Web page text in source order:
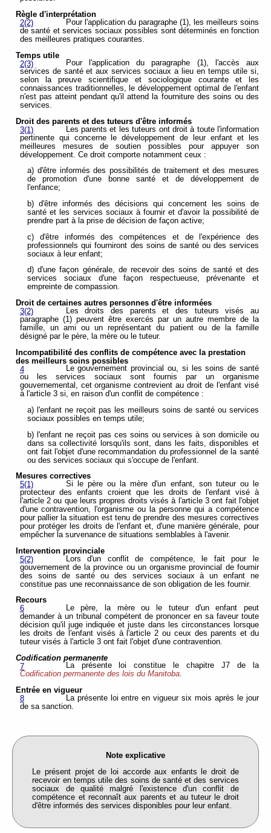
Règle d'interprétation
2(2)
Pour l'application du paragraphe (1), les meilleurs soins
de santé et services sociaux possibles sont déterminés en fonction
des meilleures pratiques courantes.
Temps utile
2(3)
Pour l'application du paragraphe (1), l'accès aux
services de santé et aux services sociaux a lieu en temps utile si,
selon la preuve scientifique et sociologique courante et les
connaissances traditionnelles, le développement optimal de l'enfant
n'est pas atteint pendant qu'il attend la fourniture des soins ou des
services.
Droit des parents et des tuteurs d'être informés
3(1)
Les parents et les tuteurs ont droit à toute l'information
pertinente qui concerne le développement de leur enfant et les
meilleures mesures de soutien possibles pour appuyer son
développement. Ce droit comporte notamment ceux :
a) d'être informés des possibilités de traitement et des mesures
de promotion d'une bonne santé et de développement de
l'enfance;
b) d'être informés des décisions qui concernent les soins de
santé et les services sociaux à fournir et d'avoir la possibilité de
prendre part à la prise de décision de façon active;
c) d'être informés des compétences et de l'expérience des
professionnels qui fourniront des soins de santé ou des services
sociaux à leur enfant;
d) d'une façon générale, de recevoir des soins de santé et des
services sociaux d'une façon respectueuse, prévenante et
empreinte de compassion.
Droit de certaines autres personnes d'être informées
3(2)
Les droits des parents et des tuteurs visés au
paragraphe (1) peuvent être exercés par un autre membre de la
famille, un ami ou un représentant du patient ou de la famille
désigné par le père, la mère ou le tuteur.
Incompatibilité des conflits de compétence avec la prestation
des meilleurs soinspossibles
4
Le gouvernement provincial ou, si les soins de santé
ou les services sociaux sont fournis par un organisme
gouvernemental, cet organisme contrevient au droit de l'enfant visé
à l'article 3 si, en raison d'un conflit de compétence :
a) l'enfant ne reçoit pas les meilleurs soins de santé ou services
sociaux possibles en temps utile;
b) l'enfant ne reçoit pas ces soins ou services à son domicile ou
dans sa collectivité lorsqu'ils sont, dans les faits, disponibles et
ont fait l'objet d'une recommandation du professionnel de la santé
ou des services sociaux qui s'occupe de l'enfant.
Mesures correctives
5(1)
Si le père ou la mère d'un enfant, son tuteur ou le
protecteur des enfants croient que les droits de l'enfant visé à
l'article 2 ou que leurs propres droits visés à l'article 3 ont fait l'objet
d'une contravention, l'organisme ou la personne qui a compétence
pour pallier la situation est tenu de prendre des mesures correctives
pour protéger les droits de l'enfant et, d'une manière générale, pour
empêcher la survenance de situations semblables à l'avenir.
Intervention provinciale
5(2)
Lors d'un conflit de compétence, le fait pour le
gouvernement de la province ou un organisme provincial de fournir
des soins de santé ou des services sociaux à un enfant ne
constitue pas une reconnaissance de son obligation de les fournir.
Recours
6
Le père, la mère ou le tuteur d'un enfant peut
demander à un tribunal compétent de prononcer en sa faveur toute
décision qu'il juge indiquée et juste dans les circonstances lorsque
les droits de l'enfant visés à l'article 2 ou ceux des parents et du
tuteur visés à l'article 3 ont fait l'objet d'une contravention.
Codification permanente
7
La présente loi constitue le chapitre J7 de la
Codification permanente des lois du Manitoba.
Entrée en vigueur
8
La présente loi entre en vigueur six mois après le jour
de sa sanction.
Note explicative
Le présent projet de loi accorde aux enfants le droit de
recevoir en temps utile des soins de santé et des services
sociaux de qualité malgré l'existence d'un conflit de
compétence et reconnaît aux parents et au tuteur le droit
d'être informés des services disponibles pour leur enfant.